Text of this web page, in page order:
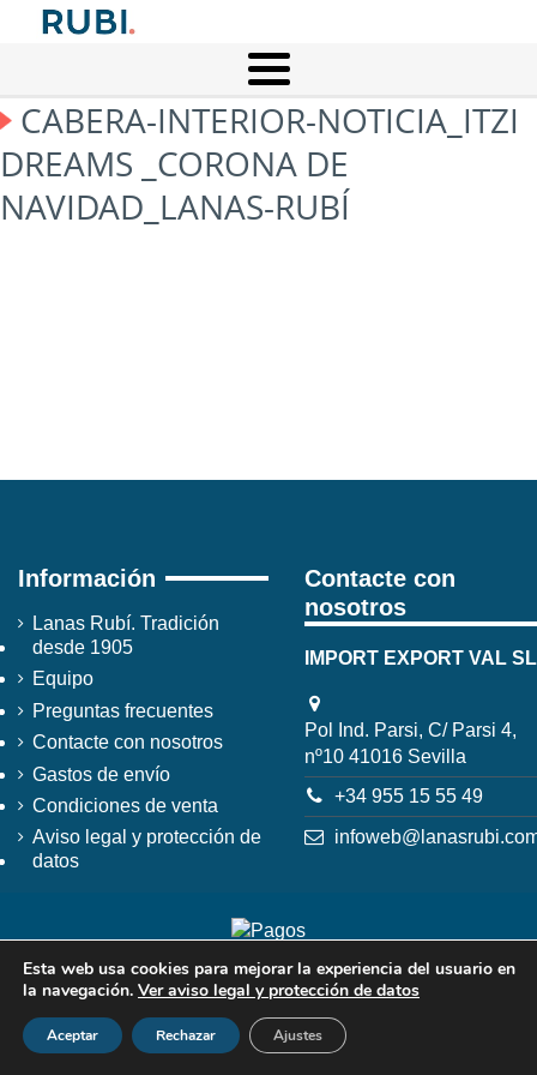
CABERA-INTERIOR-NOTICIA_ITZI
DREAMS _CORONA DE
NAVIDAD_LANAS-RUBÍ
Información
Lanas Rubí. Tradición
desde 1905
Equipo
Preguntas frecuentes
Contacte con nosotros
Gastos de envío
Condiciones de venta
Aviso legal y protección de
datos
Contacte con
nosotros
IMPORT EXPORT VAL SL
Pol Ind. Parsi, C/ Parsi 4,
nº10 41016 Sevilla
+34 955 15 55 49
Esta web usa cookies para mejorar la experiencia del usuario en
la navegación. Ver aviso legal y protección de datos
Aceptar Rechazar Ajustes